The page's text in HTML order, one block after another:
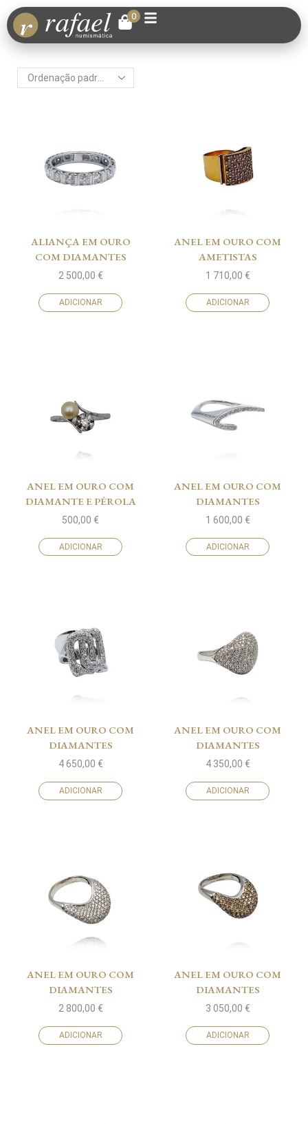
0
ALIANÇA EM OURO
COM DIAMANTES
2 500,00 €
ADICIONAR
ANEL EM OURO COM
AMETISTAS
1 710,00 €
ADICIONAR
ANEL EM OURO COM
DIAMANTE E PÉROLA
500,00 €
ADICIONAR
ANEL EM OURO COM
DIAMANTES
1 600,00 €
ADICIONAR
ANEL EM OURO COM
DIAMANTES
4 650,00 €
ADICIONAR
ANEL EM OURO COM
DIAMANTES
4 350,00 €
ADICIONAR
ANEL EM OURO COM
DIAMANTES
2 800,00 €
ADICIONAR
ANEL EM OURO COM
DIAMANTES
3 050,00 €
ADICIONAR